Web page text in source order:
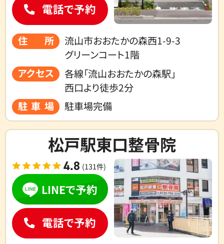
住所
流山市おおたかの森西1-9-3
グリーンコート1階
アクセス
各線「流山おおたかの森駅」
西口より徒歩2分
駐車場
駐車場完備
電話で予約
松戸駅東口整骨院
4.8 (131件)
LINEで予約
電話で予約